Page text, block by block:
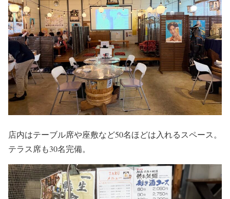
店内はテーブル席や座敷など50名ほどは入れるスペース。
テラス席も30名完備。